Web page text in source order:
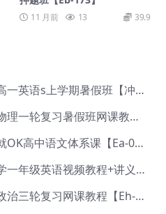
11 月前 13 39.9
作业帮2026年卫宇晴高一英语s上学期暑假班【冲顶班】【Ec-003】
有道2026莫荒年高三物理一轮复习暑假班网课教程【Ef-044】
2025年高三语文一遍就OK高中语文体系课【Ea-028】
希望学2024闫舒月小学一年级英语视频教程+讲义【Cc-004】
2025高考刘勖雯高三政治三轮复习网课教程【Eh-061】